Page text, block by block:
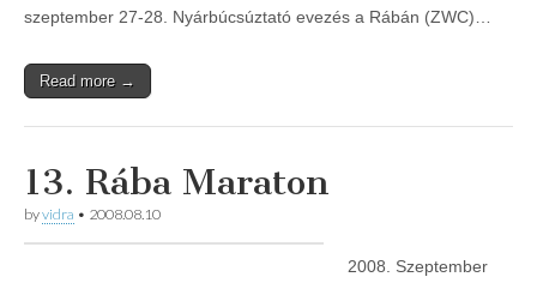
szeptember 27-28. Nyárbúcsúztató evezés a Rábán (ZWC)…
Read more →
13. Rába Maraton
byvidra • 2008.08.10
2008. Szeptember